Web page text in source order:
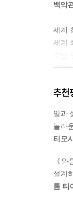
백악
세계
세계
경영
같은
흔들
단순
인생
와튼
추천
일과
놀라
티모
《
설계
톰 티